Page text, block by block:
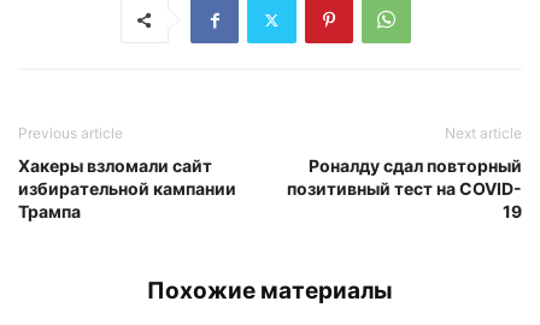
Previous article
Хакеры взломали сайт
избирательной кампании
Трампа
Next article
Роналду сдал повторный
позитивный тест на COVID-
19
Похожие материалы